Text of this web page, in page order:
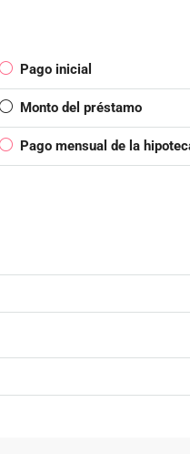
Pago inicial
Monto del préstamo
Pago mensual de la